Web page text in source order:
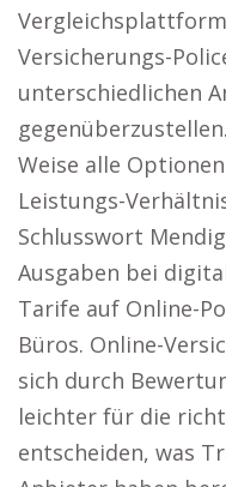
Versicherungs-
unterschiedlichen
Weise alle
Leistungs-
Schlusswort
Ausgaben bei
Tarife auf Online-
Büros. Online-
sich durch
leichter für die
entscheiden, was